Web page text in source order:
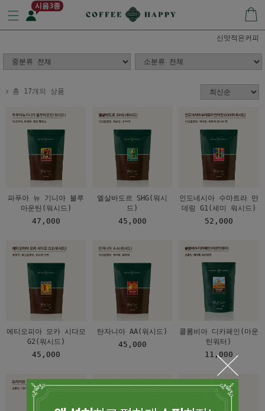
시음3종
신맛적은커피
총 17개의 상품
파푸아 뉴 기니아 블루
마운틴(워시드)
47,000
엘살바도르 SHG(워시
드)
45,000
인도네시아 수마트라 만
데링 G1(세미 워시드)
52,000
에티오피아 모카 시다모
G2(워시드)
45,000
탄자니아 AA(워시드)
45,000
콜롬비아 디카페인(마운
틴워터)
11,000